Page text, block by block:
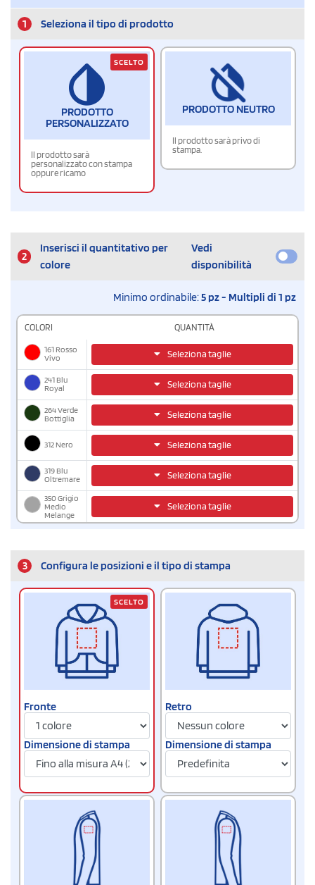
1 Seleziona il tipo di prodotto
PRODOTTO
PERSONALIZZATO
Il prodotto sarà
personalizzato con stampa
oppure ricamo
SCELTO
PRODOTTO NEUTRO
Il prodotto sarà privo di
stampa.
2
Inserisci il quantitativo per
colore
Vedi
disponibilità
Minimo ordinabile:5 pz - Multipli di 1 pz
COLORI QUANTITÀ
161 Rosso
Vivo
Seleziona taglie
241 Blu
Royal
Seleziona taglie
264 Verde
Bottiglia
Seleziona taglie
312 Nero Seleziona taglie
319 Blu
Oltremare
Seleziona taglie
350 Grigio
Medio
Melange
Seleziona taglie
3 Configura le posizioni e il tipo di stampa
Fronte
Dimensione di stampa
SCELTO
Retro
Dimensione di stampa